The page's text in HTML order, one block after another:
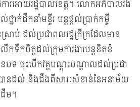
ការអោយរដ្ឋបាលខេត្ត។ លោកអភិបាលរង
នាក់ដឹកនាំមន្ទីរ បន្តផ្តល់ប្រាក់កម្ចី
ប់ ដល់ប្រជាពលរដ្ឋក្រីក្រដែលមាន
កទឹកចិត្តដល់ក្រុមការងារបន្តខិតខំ
បទ ចុះបើកវគ្គបណ្តុះបណ្តាលដល់ប្រជា
ានដល់ និងដឹងពីសារៈសំខាន់នៃអនាម័យ
ម។